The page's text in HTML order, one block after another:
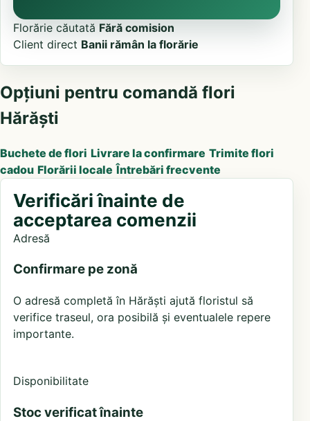
Florărie căutată Fără comision
Client direct Banii rămân la florărie
Opțiuni pentru comandă flori
Hărăști
Buchete de flori Livrare la confirmare Trimite flori
cadou Florării locale Întrebări frecvente
Verificări înainte de
acceptarea comenzii
Adresă
Confirmare pe zonă
O adresă completă în Hărăști ajută floristul să
verifice traseul, ora posibilă și eventualele repere
importante.
Disponibilitate
Stoc verificat înainte